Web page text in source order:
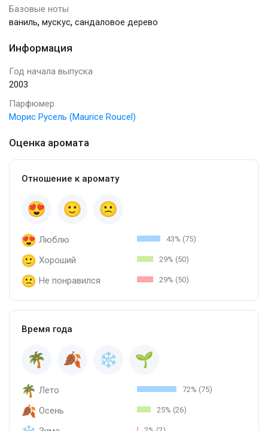
Базовые ноты
ваниль, мускус, сандаловое дерево
Информация
Год начала выпуска
2003
Парфюмер
Морис Русель (Maurice Roucel)
Оценка аромата
Отношение к аромату
Люблю 43% (75)
Хороший 29% (50)
Не понравился 29% (50)
Время года
Лето 72% (75)
Осень 25% (26)